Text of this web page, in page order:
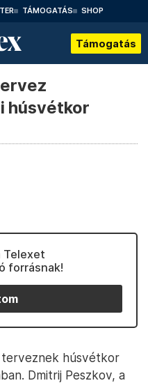
TÁMOGATÁS SHOP
Támogatás
húsvétkor
Telexet
forrásnak!
húsvétkor
Dmitrij Peszkov, a